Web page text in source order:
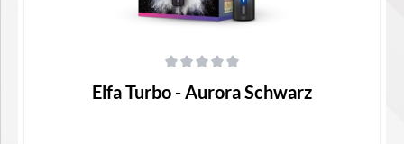
Elfa Turbo - Aurora Schwarz